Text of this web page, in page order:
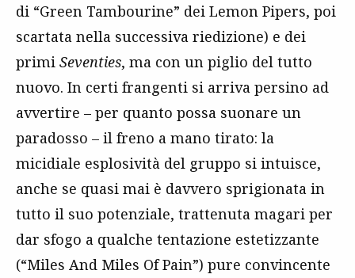
di “Green Tambourine” dei Lemon Pipers, poi
scartata nella successiva riedizione) e dei
primi Seventies, ma con un piglio del tutto
nuovo. In certi frangenti si arriva persino ad
avvertire – per quanto possa suonare un
paradosso – il freno a mano tirato: la
micidiale esplosività del gruppo si intuisce,
anche se quasi mai è davvero sprigionata in
tutto il suo potenziale, trattenuta magari per
dar sfogo a qualche tentazione estetizzante
(“Miles And Miles Of Pain”) pure convincente